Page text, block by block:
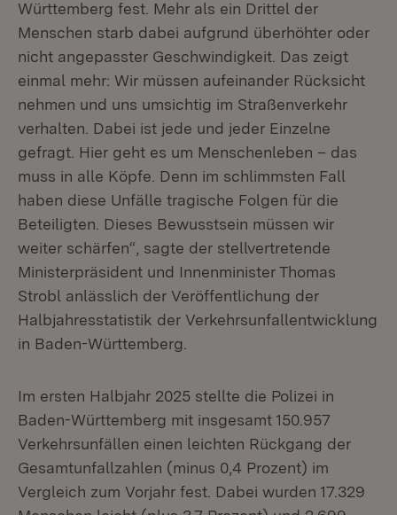
Württemberg fest. Mehr als ein Drittel der
Menschen starb dabei aufgrund überhöhter oder
nicht angepasster Geschwindigkeit. Das zeigt
einmal mehr: Wir müssen aufeinander Rücksicht
nehmen und uns umsichtig im Straßenverkehr
verhalten. Dabei ist jede und jeder Einzelne
gefragt. Hier geht es um Menschenleben – das
muss in alle Köpfe. Denn im schlimmsten Fall
haben diese Unfälle tragische Folgen für die
Beteiligten. Dieses Bewusstsein müssen wir
weiter schärfen“, sagte der stellvertretende
Ministerpräsident und Innenminister Thomas
Strobl anlässlich der Veröffentlichung der
Halbjahresstatistik der Verkehrsunfallentwicklung
in Baden-Württemberg.
Im ersten Halbjahr 2025 stellte die Polizei in
Baden-Württemberg mit insgesamt 150.957
Verkehrsunfällen einen leichten Rückgang der
Gesamtunfallzahlen (minus 0,4 Prozent) im
Vergleich zum Vorjahr fest. Dabei wurden 17.329